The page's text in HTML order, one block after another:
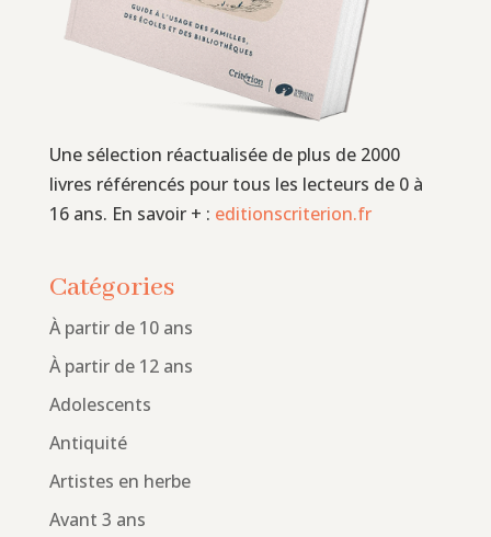
Une sélection réactualisée de plus de 2000
livres référencés pour tous les lecteurs de 0 à
16 ans. En savoir + : editionscriterion.fr
Catégories
À partir de 10 ans
À partir de 12 ans
Adolescents
Antiquité
Artistes en herbe
Avant 3 ans